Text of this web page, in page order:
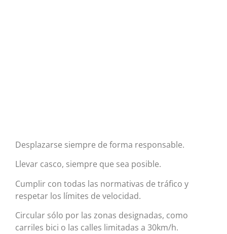
Desplazarse siempre de forma responsable.
Llevar casco, siempre que sea posible.
Cumplir con todas las normativas de tráfico y
respetar los límites de velocidad.
Circular sólo por las zonas designadas, como
carriles bici o las calles limitadas a 30km/h.